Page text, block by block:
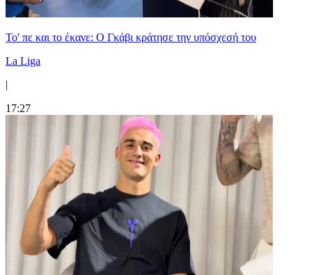
Το' πε και το έκανε: Ο Γκάβι κράτησε την υπόσχεσή του
La Liga
|
17:27